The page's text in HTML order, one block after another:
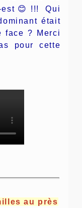
est 😊 !!! Qui
était
face ? Merci
pour cette
au près